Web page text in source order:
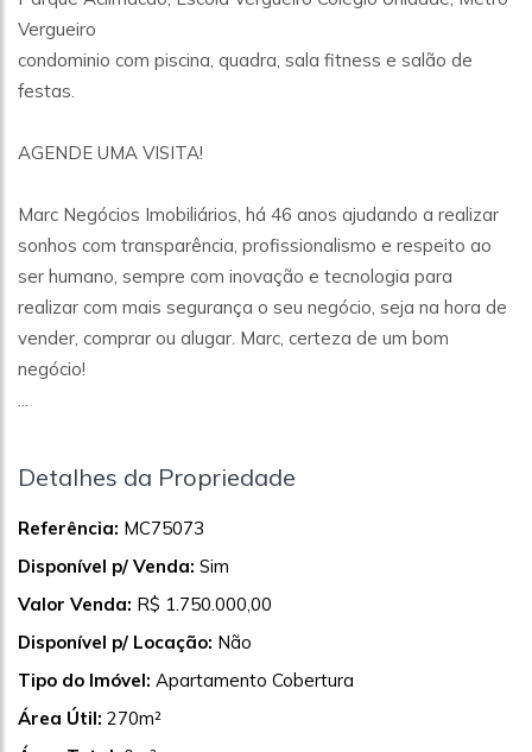
Vergueiro
condominio com piscina, quadra, sala fitness e salão de
festas.
AGENDE UMA VISITA!
Marc Negócios Imobiliários, há 46 anos ajudando a realizar
sonhos com transparência, profissionalismo e respeito ao
ser humano, sempre com inovação e tecnologia para
realizar com mais segurança o seu negócio, seja na hora de
vender, comprar ou alugar. Marc, certeza de um bom
negócio!
...
Detalhes da Propriedade
Referência: MC75073
Disponível p/ Venda: Sim
Valor Venda: R$ 1.750.000,00
Disponível p/ Locação: Não
Tipo do Imóvel: Apartamento Cobertura
Área Útil: 270m²